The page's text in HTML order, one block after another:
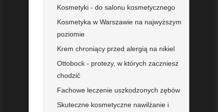
Kosmetyki - do salonu kosmetycznego
Kosmetyka w Warszawie na najwyższym
poziomie
Krem chroniący przed alergią na nikiel
Ottobock - protezy, w których zaczniesz
chodzić
Fachowe leczenie uszkodzonych zębów
Skuteczne kosmetyczne nawilżanie i